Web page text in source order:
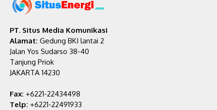
PT. Situs Media Komunikasi
Alamat: Gedung BKI lantai 2
Jalan Yos Sudarso 38-40
Tanjung Priok
JAKARTA 14230
Fax: +6221-22434498
Telp: +6221-22491933